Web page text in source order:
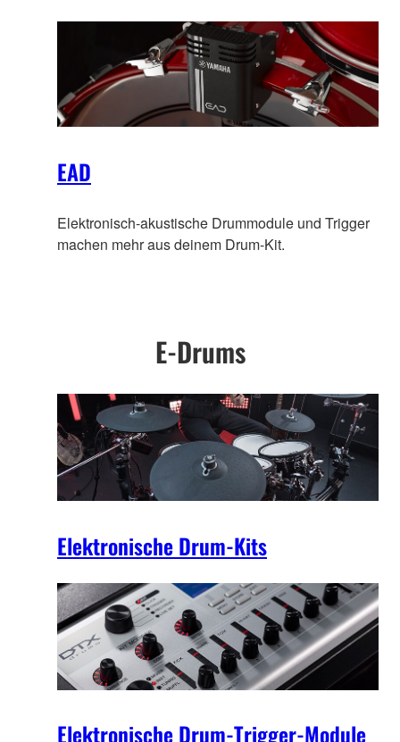
EAD
Elektronisch-akustische Drummodule und Trigger
machen mehr aus deinem Drum-Kit.
E-Drums
Elektronische Drum-Kits
Elektronische Drum-Trigger-Module